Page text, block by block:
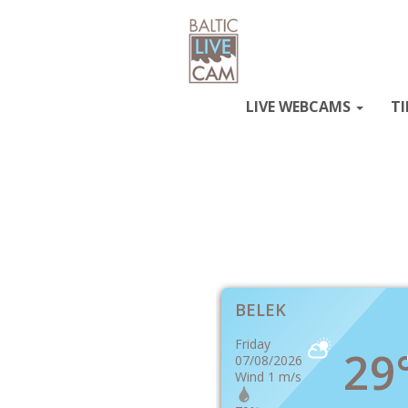
LIVE WEBCAMS
BELEK
Friday
07/08/2026
Wind 1 m/s